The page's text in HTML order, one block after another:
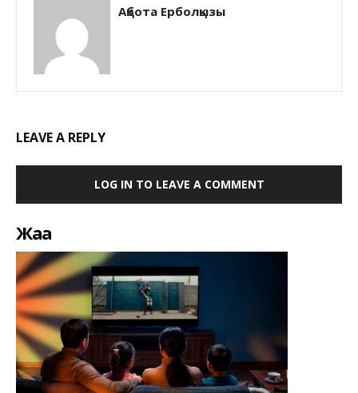
Ақбота Ерболқызы
LEAVE A REPLY
LOG IN TO LEAVE A COMMENT
Жаңа